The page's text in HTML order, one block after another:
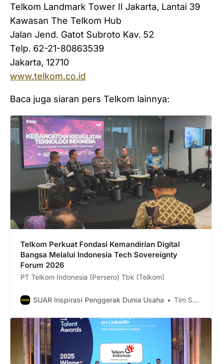
Telkom Landmark Tower II Jakarta, Lantai 39
Kawasan The Telkom Hub
Jalan Jend. Gatot Subroto Kav. 52
Telp. 62-21-80863539
Jakarta, 12710
www.telkom.co.id
Baca juga siaran pers Telkom lainnya:
Telkom Perkuat Fondasi Kemandirian Digital
Bangsa Melalui Indonesia Tech Sovereignty
Forum 2026
PT Telkom Indonesia (Persero) Tbk (Telkom)
SUAR Inspirasi Penggerak Dunia Usaha Tim Suar